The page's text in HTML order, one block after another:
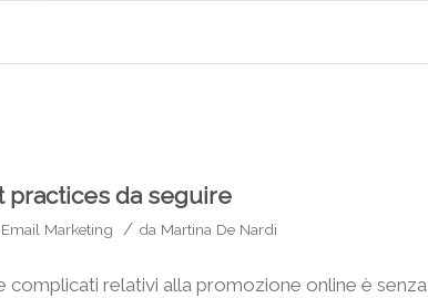
practices da seguire
Email Marketing / da Martina De Nardi
complicati relativi alla promozione online è senza